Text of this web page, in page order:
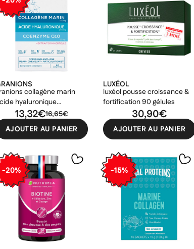
collagène marin
hyaluronique
coenzyme q10 - 6016,65€
13,32€
AJOUTER AU PANIER
LUXÉOL
luxéol pousse croissance &
fortification 90 gélules
30,90€
AJOUTER AU PANIER
-20% -15%